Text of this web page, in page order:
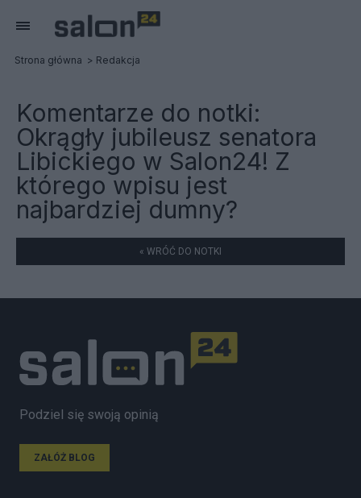
Strona główna Redakcja
Komentarze do notki:
Okrągły jubileusz senatora
Libickiego w Salon24! Z
którego wpisu jest
najbardziej dumny?
« WRÓĆ DO NOTKI
Podziel się swoją opinią
ZAŁÓŻ BLOG